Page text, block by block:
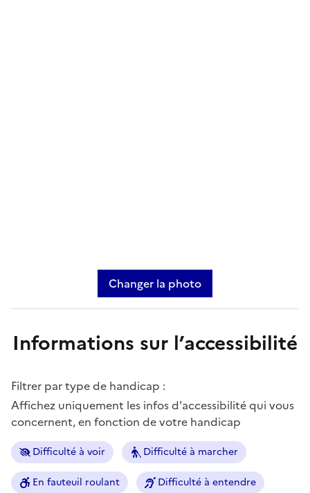
Changer la photo
Informations sur l’accessibilité
Filtrer par type de handicap :
Affichez uniquement les infos d'accessibilité qui vous
concernent, en fonction de votre handicap
Difficulté à voir Difficulté à marcher
En fauteuil roulant Difficulté à entendre